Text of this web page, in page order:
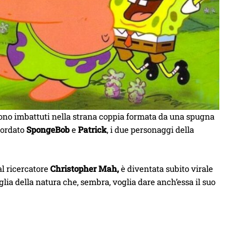
imbattuti nella strana coppia formata da una spugna
SpongeBobePatrick, i due personaggi della
ricercatoreChristopher Mah,è diventata subito virale
della natura che, sembra, voglia dare anch’essa il suo